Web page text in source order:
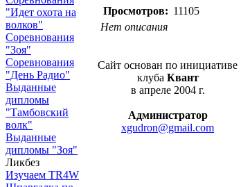
"Идет охота на
волков"
Соревнования
"Зоя"
Соревнования
"День Радио"
Выданные
дипломы
"Тамбовский
волк"
Выданные
дипломы "Зоя"
Ликбез
Изучаем TR4W
Просмотров: 11105
Нет описания
Сайт основан по инициативе
клуба Квант
в апреле 2004 г.
Администратор
xgudron@gmail.com